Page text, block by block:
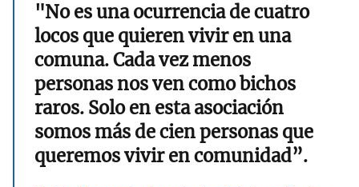
"No es una ocurrencia de cuatro
locos que quieren vivir en una
comuna. Cada vez menos
personas nos ven como bichos
raros. Solo en esta asociación
somos más de cien personas que
queremos vivir en comunidad”.